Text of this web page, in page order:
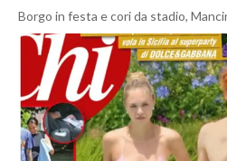
Borgo in festa e cori da stadio,